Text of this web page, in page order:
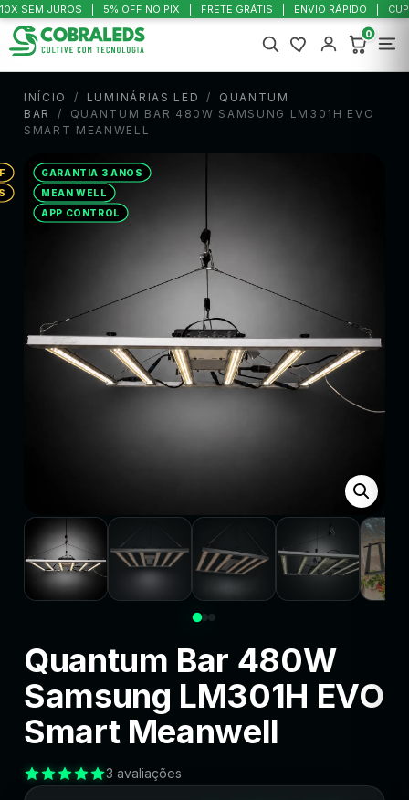
10X SEM JUROS 5% OFF NO PIX FRETE GRÁTIS ENVIO RÁPIDO
0
INÍCIO / LUMINÁRIAS LED /
QUANTUM
BAR
/
QUANTUM BAR 480W SAMSUNG LM301H EVO
SMART MEANWELL
GARANTIA 3 ANOS
MEAN WELL
APP CONTROL
Quantum Bar 480W
Samsung LM301H EVO
Smart Meanwell
3 avaliações